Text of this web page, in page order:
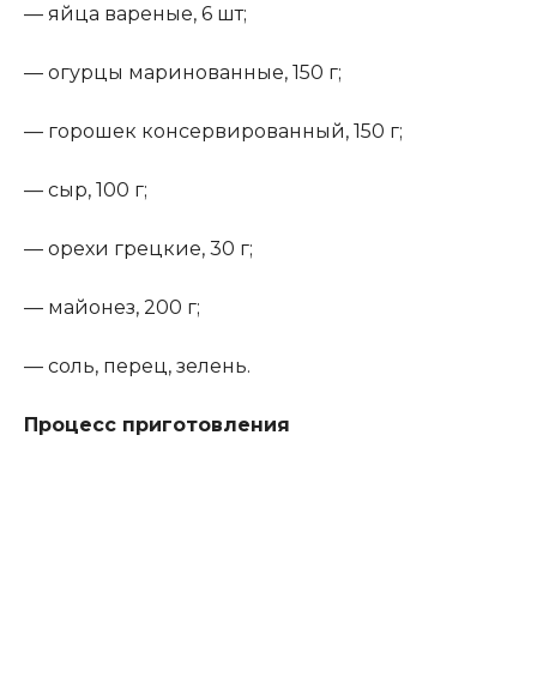
— яйца вареные, 6 шт;
— огурцы маринованные, 150 г;
— горошек консервированный, 150 г;
— сыр, 100 г;
— орехи грецкие, 30 г;
— майонез, 200 г;
— соль, перец, зелень.
Процесс приготовления